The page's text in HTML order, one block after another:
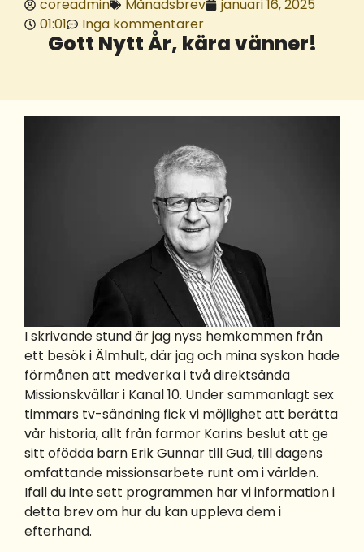
coreadmin Månadsbrev
januari 16, 2025
01:01
Inga kommentarer
Gott Nytt År, kära vänner!
I skrivande stund är jag nyss hemkommen från
ett besök i Älmhult, där jag och mina syskon hade
förmånen att medverka i två direktsända
Missionskvällar i Kanal 10. Under sammanlagt sex
timmars tv-sändning fick vi möjlighet att berätta
vår historia, allt från farmor Karins beslut att ge
sitt ofödda barn Erik Gunnar till Gud, till dagens
omfattande missionsarbete runt om i världen.
Ifall du inte sett programmen har vi information i
detta brev om hur du kan uppleva dem i
efterhand.